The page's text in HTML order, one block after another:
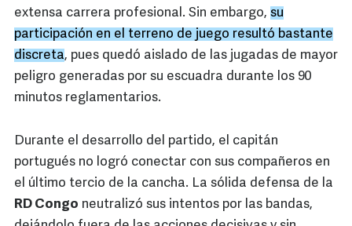
extensa carrera profesional. Sin embargo, su
participación en el terreno de juego resultó bastante
discreta, pues quedó aislado de las jugadas de mayor
peligro generadas por su escuadra durante los 90
minutos reglamentarios.
Durante el desarrollo del partido, el capitán
portugués no logró conectar con sus compañeros en
el último tercio de la cancha. La sólida defensa de la
RD Congo neutralizó sus intentos por las bandas,